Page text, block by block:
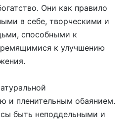
Они как правило
в себе, творческими и
способными к
к улучшению
и пленительным обаянием.
быть неподдельными и